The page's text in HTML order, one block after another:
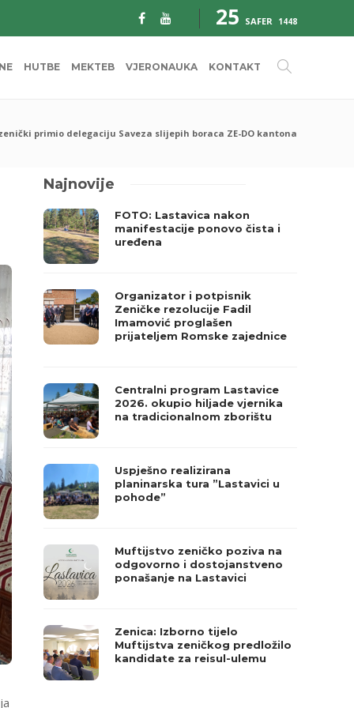
25 SAFER 1448
HUTBE MEKTEB VJERONAUKA KONTAKT
primio delegaciju Saveza slijepih boraca ZE-DO kantona
Najnovije
FOTO: Lastavica nakon
manifestacije ponovo čista i
uređena
Organizator i potpisnik
Zeničke rezolucije Fadil
Imamović proglašen
prijateljem Romske zajednice
Centralni program Lastavice
2026. okupio hiljade vjernika
na tradicionalnom zborištu
Uspješno realizirana
planinarska tura ”Lastavici u
pohode”
Muftijstvo zeničko poziva na
odgovorno i dostojanstveno
ponašanje na Lastavici
Zenica: Izborno tijelo
Muftijstva zeničkog predložilo
kandidate za reisul-ulemu